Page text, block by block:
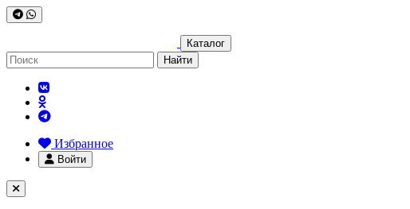
Каталог
Найти
Избранное
Войти